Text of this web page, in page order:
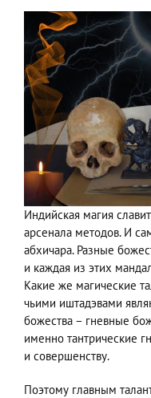
Индийская магия
арсенала методов. И
абхичара. Разные
и каждая из этих
Какие же магические
чьими иштадэвами
божества – гневные
именно тантрические
и совершенству.
Поэтому главным